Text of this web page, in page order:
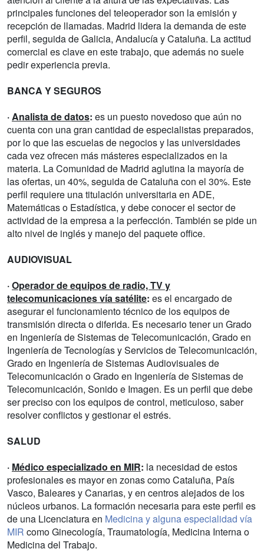
principales funciones del teleoperador son la emisión y
recepción de llamadas. Madrid lidera la demanda de este
perfil, seguida de Galicia, Andalucía y Cataluña. La actitud
comercial es clave en este trabajo, que además no suele
pedir experiencia previa.
BANCA Y SEGUROS
· Analista de datos: es un puesto novedoso que aún no
cuenta con una gran cantidad de especialistas preparados,
por lo que las escuelas de negocios y las universidades
cada vez ofrecen más másteres especializados en la
materia. La Comunidad de Madrid aglutina la mayoría de
las ofertas, un 40%, seguida de Cataluña con el 30%. Este
perfil requiere una titulación universitaria en ADE,
Matemáticas o Estadística, y debe conocer el sector de
actividad de la empresa a la perfección. También se pide un
alto nivel de inglés y manejo del paquete office.
AUDIOVISUAL
·Operador de equipos de radio, TV y
telecomunicaciones vía satélite: es el encargado de
asegurar el funcionamiento técnico de los equipos de
transmisión directa o diferida. Es necesario tener un Grado
en Ingeniería de Sistemas de Telecomunicación, Grado en
Ingeniería de Tecnologías y Servicios de Telecomunicación,
Grado en Ingeniería de Sistemas Audiovisuales de
Telecomunicación o Grado en Ingeniería de Sistemas de
Telecomunicación, Sonido e Imagen. Es un perfil que debe
ser preciso con los equipos de control, meticuloso, saber
resolver conflictos y gestionar el estrés.
SALUD
· Médico especializado en MIR: la necesidad de estos
profesionales es mayor en zonas como Cataluña, País
Vasco, Baleares y Canarias, y en centros alejados de los
núcleos urbanos. La formación necesaria para este perfil es
de una Licenciatura en Medicina y alguna especialidad vía
MIR como Ginecología, Traumatología, Medicina Interna o
Medicina del Trabajo.